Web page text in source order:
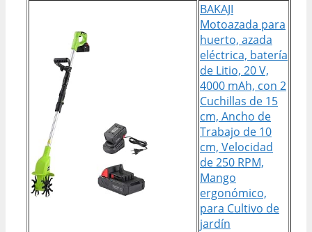
BAKAJI
Motoazada para
huerto, azada
eléctrica, batería
de Litio, 20 V,
4000 mAh, con 2
Cuchillas de 15
cm, Ancho de
Trabajo de 10
cm, Velocidad
de 250 RPM,
Mango
ergonómico,
para Cultivo de
jardín